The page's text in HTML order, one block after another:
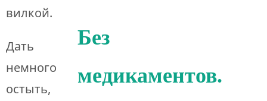
вилкой.
Дать
немного
остыть,
Без
медикаментов.